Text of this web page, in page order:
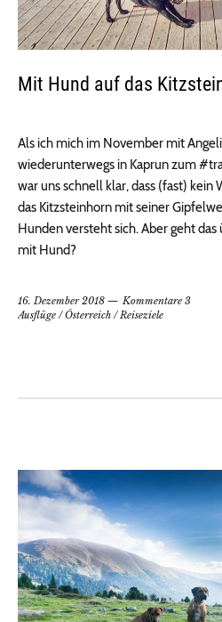
Mit Hund auf das
Als ich mich im November mit
wiederunterwegs in Kaprun zum
war uns schnell klar, dass (fast) kein
das Kitzsteinhorn mit seiner
Hunden versteht sich. Aber geht
mit Hund?
16. Dezember 2018
Kommentare 3
Ausflüge /Österreich / Reiseziele